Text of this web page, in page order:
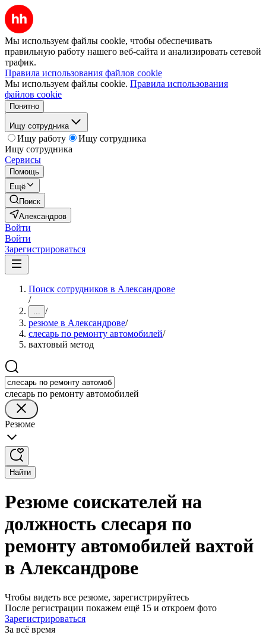
Мы используем файлы cookie, чтобы обеспечивать
правильную работу нашего веб-сайта и анализировать сетевой
трафик.
Правила использования файлов cookie
Мы используем файлы cookie. Правила использования
файлов cookie
Понятно
Ищу сотрудника
Ищу работу
Ищу сотрудника
Ищу сотрудника
Сервисы
Помощь
Ещё
Поиск
Александров
Войти
Войти
Зарегистрироваться
Поиск сотрудников в Александрове
/
... /
резюме в Александрове/
слесарь по ремонту автомобилей/
вахтовый метод
слесарь по ремонту автомобилей
Резюме
Найти
Резюме соискателей на
должность слесаря по
ремонту автомобилей вахтой
в Александрове
Чтобы видеть все резюме, зарегистрируйтесь
После регистрации покажем ещё 15 и откроем фото
Зарегистрироваться
За всё время